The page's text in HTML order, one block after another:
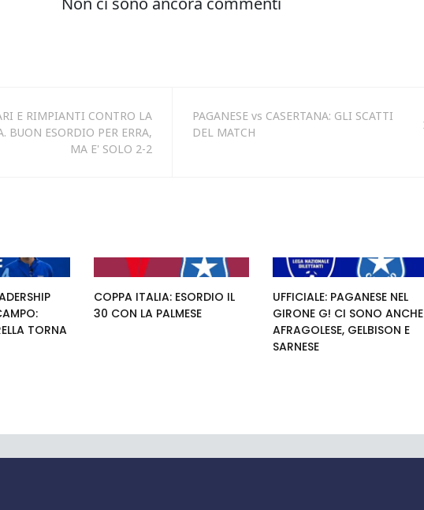
E RIMPIANTI CONTRO LA
BUON ESORDIO PER ERRA,
MA E' SOLO 2-2
PAGANESE vs CASERTANA: GLI SCATTI
DEL MATCH
TORNA
COPPA ITALIA: ESORDIO IL
30 CON LA PALMESE
UFFICIALE: PAGANESE NEL
GIRONE G! CI SONO ANCHE
AFRAGOLESE, GELBISON E
SARNESE